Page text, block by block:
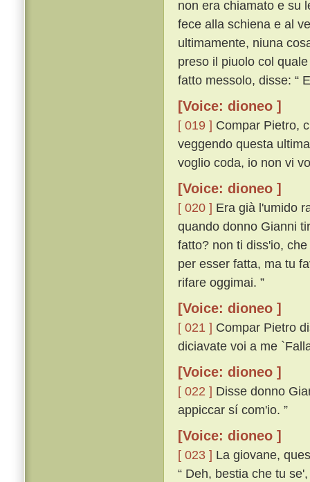
non era chiamato e su
fece alla schiena e al
ultimamente, niuna
preso il piuolo col
fatto messolo, disse: “
[Voice: dioneo ]
[ 019 ] Compar Pietro,
veggendo questa
voglio coda, io non vi
[Voice: dioneo ]
[ 020 ] Era già l'umido
quando donno Gianni
fatto? non ti diss'io,
per esser fatta, ma tu
rifare oggimai. ”
[Voice: dioneo ]
[ 021 ] Compar Pietro
diciavate voi a me
[Voice: dioneo ]
[ 022 ] Disse donno
appiccar sí com'io. ”
[Voice: dioneo ]
[ 023 ] La giovane,
“ Deh, bestia che tu